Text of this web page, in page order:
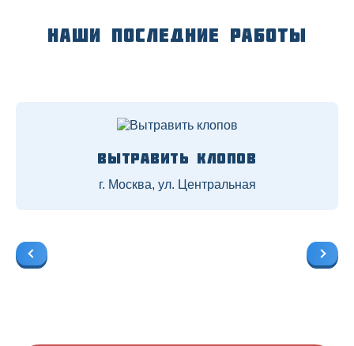
Наши последние работы
Вытравить клопов
г. Москва, ул. Центральная